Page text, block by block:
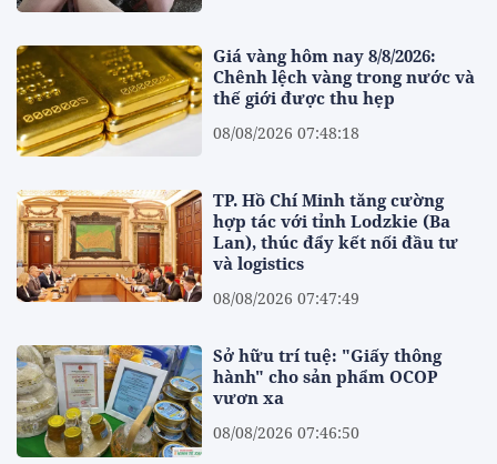
Giá vàng hôm nay 8/8/2026:
Chênh lệch vàng trong nước và
thế giới được thu hẹp
08/08/2026 07:48:18
TP. Hồ Chí Minh tăng cường
hợp tác với tỉnh Lodzkie (Ba
Lan), thúc đẩy kết nối đầu tư
và logistics
08/08/2026 07:47:49
Sở hữu trí tuệ: "Giấy thông
hành" cho sản phẩm OCOP
vươn xa
08/08/2026 07:46:50